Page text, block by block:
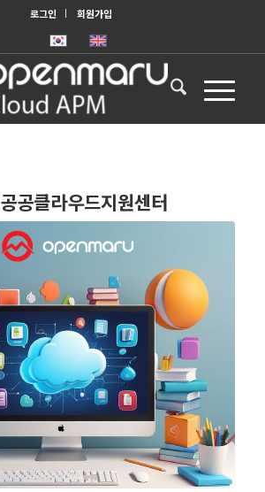
로그인 회원가입
공공클라우드지원센터